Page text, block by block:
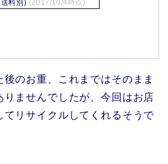
料別) (2017/10/4時点)
のお重、これまではそのまま
ませんでしたが、今回はお店
てリサイクルしてくれるそうで